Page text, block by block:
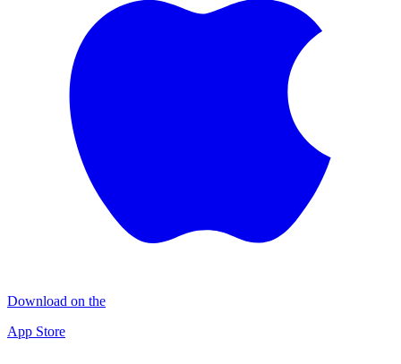
Download on the
App Store